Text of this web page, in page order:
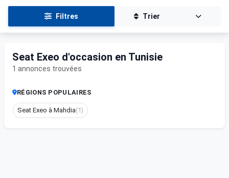
Filtres Trier
Seat Exeo d'occasion en Tunisie
1 annonces trouvées
RÉGIONS POPULAIRES
Seat Exeo à Mahdia(1)